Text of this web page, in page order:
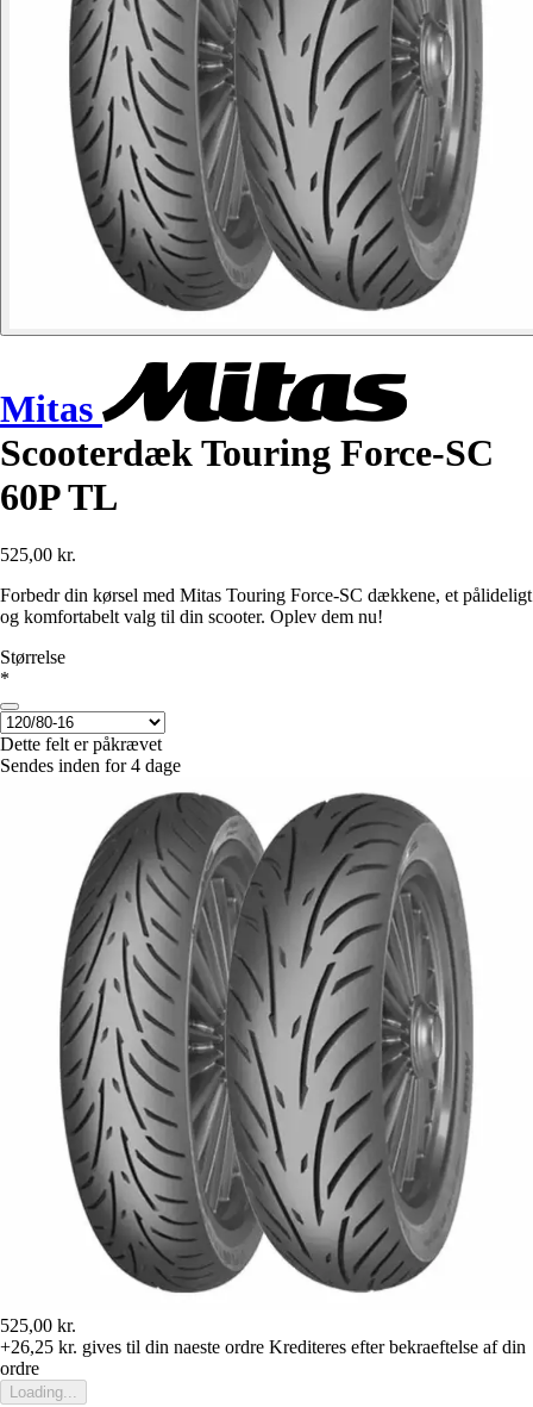
Mitas
Scooterdæk Touring Force-SC
60P TL
525,00 kr.
Forbedr din kørsel med Mitas Touring Force-SC dækkene, et pålideligt
og komfortabelt valg til din scooter. Oplev dem nu!
Størrelse
*
Dette felt er påkrævet
Sendes inden for 4 dage
525,00 kr.
+26,25 kr. gives til din naeste ordre Krediteres efter bekraeftelse af din
ordre
Loading...